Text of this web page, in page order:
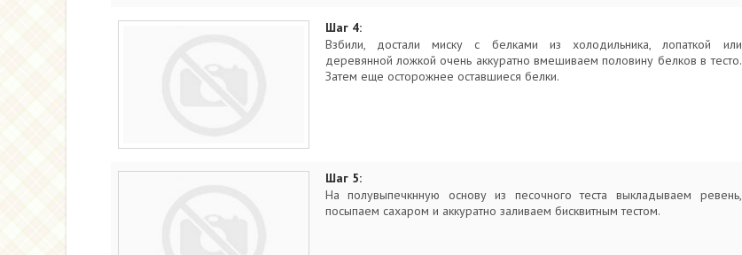
Шаг 4:
Взбили, достали миску с белками из холодильника, лопаткой или
деревянной ложкой очень аккуратно вмешиваем половину белков в тесто.
Затем еще осторожнее оставшиеся белки.
Шаг 5:
На полувыпечкнную основу из песочного теста выкладываем ревень,
посыпаем сахаром и аккуратно заливаем бисквитным тестом.